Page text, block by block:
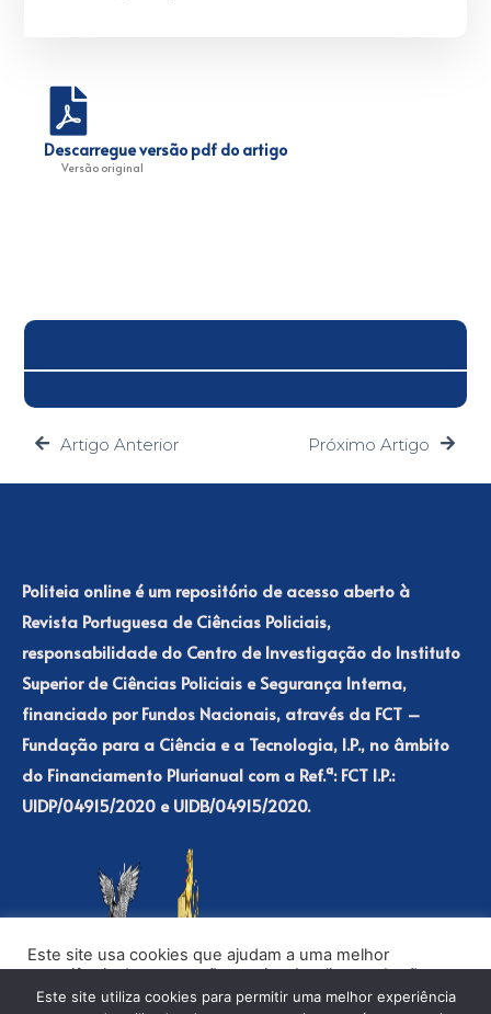
Descarregue versão pdf do artigo
Versão original
Artigo Anterior Próximo Artigo
Politeia online é um repositório de acesso aberto à
Revista Portuguesa de Ciências Policiais,
responsabilidade do Centro de Investigação do Instituto
Superior de Ciências Policiais e Segurança Interna,
financiado por Fundos Nacionais, através da FCT –
Fundação para a Ciência e a Tecnologia, I.P., no âmbito
do Financiamento Plurianual com a Ref.ª: FCT I.P.:
UIDP/04915/2020 e UIDB/04915/2020.
Este site usa cookies que ajudam a uma melhor
experiência de navegação no site. Ao clicar no botão
“Aceitar” ou continuar a visualizar o nosso site, você
Este site utiliza cookies para permitir uma melhor experiência